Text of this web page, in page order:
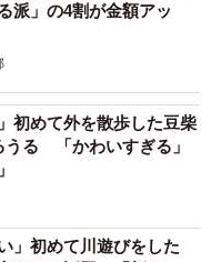
派」の4割が金額アッ
初めて外を散歩した豆柴
る 「かわいすぎる」
」初めて川遊びをした